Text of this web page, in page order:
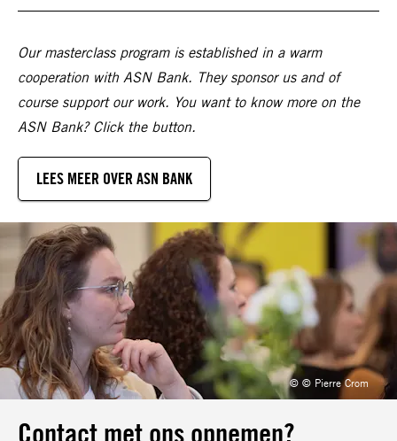
Our masterclass program is established in a warm
cooperation with ASN Bank. They sponsor us and of
course support our work. You want to know more on the
ASN Bank? Click the button.
LEES MEER OVER ASN BANK
© © Pierre Crom
Contact met ons opnemen?